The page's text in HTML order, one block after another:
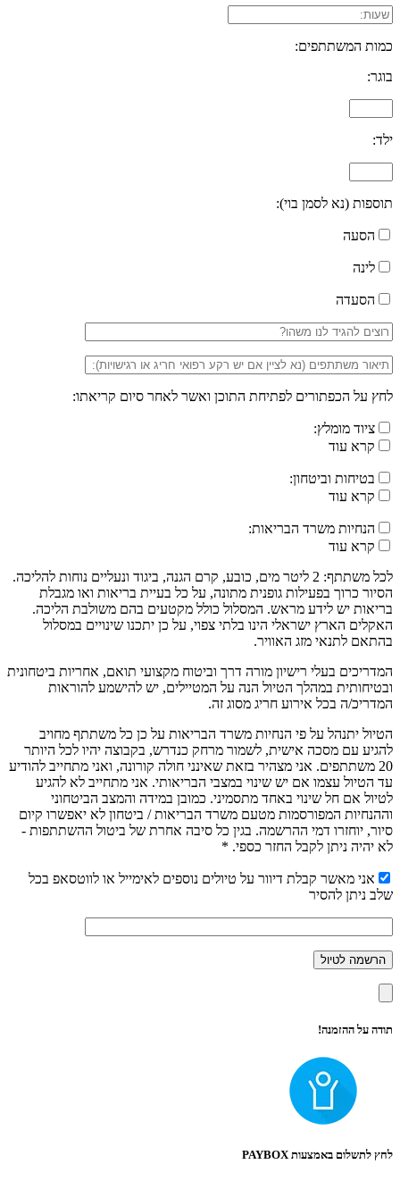
כמות המשתתפים:
בוגר:
ילד:
תוספות (נא לסמן בוי):
הסעה
לינה
הסעדה
לחץ על הכפתורים לפתיחת התוכן ואשר לאחר סיום קריאתו:
ציוד מומלץ:
קרא עוד
בטיחות וביטחון:
קרא עוד
הנחיות משרד הבריאות:
קרא עוד
לכל משתתף: 2 ליטר מים, כובע, קרם הגנה, ביגוד ונעליים נוחות להליכה.
הסיור כרוך בפעילות גופנית מתונה, על כל בעיית בריאות ואו מגבלת
בריאות יש לידע מראש. המסלול כולל מקטעים בהם משולבת הליכה.
האקלים הארץ ישראלי הינו בלתי צפוי, על כן יתכנו שינויים במסלול
בהתאם לתנאי מזג האוויר.
המדריכים בעלי רישיון מורה דרך וביטוח מקצועי תואם, אחריות ביטחונית
ובטיחותית במהלך הטיול הנה על המטיילים, יש להישמע להוראות
המדריכ/ה בכל אירוע חריג מסוג זה.
הטיול יתנהל על פי הנחיות משרד הבריאות על כן כל משתתף מחויב
להגיע עם מסכה אישית, לשמור מרחק כנדרש, בקבוצה יהיו לכל היותר
20 משתתפים. אני מצהיר בזאת שאינני חולה קורונה, ואני מתחייב להודיע
עד הטיול עצמו אם יש שינוי במצבי הבריאותי. אני מתחייב לא להגיע
לטיול אם חל שינוי באחד מתסמיני. כמובן במידה והמצב הביטחוני
וההנחיות המפורסמות מטעם משרד הבריאות / ביטחון לא יאפשרו קיום
סיור, יוחזרו דמי ההרשמה. בגין כל סיבה אחרת של ביטול ההשתתפות -
לא יהיה ניתן לקבל החזר כספי. *
אני מאשר קבלת דיוור על טיולים נוספים לאימייל או לווטסאפ בכל
שלב ניתן להסיר
תודה על ההזמנה!
לחץ לתשלום באמצעות PAYBOX